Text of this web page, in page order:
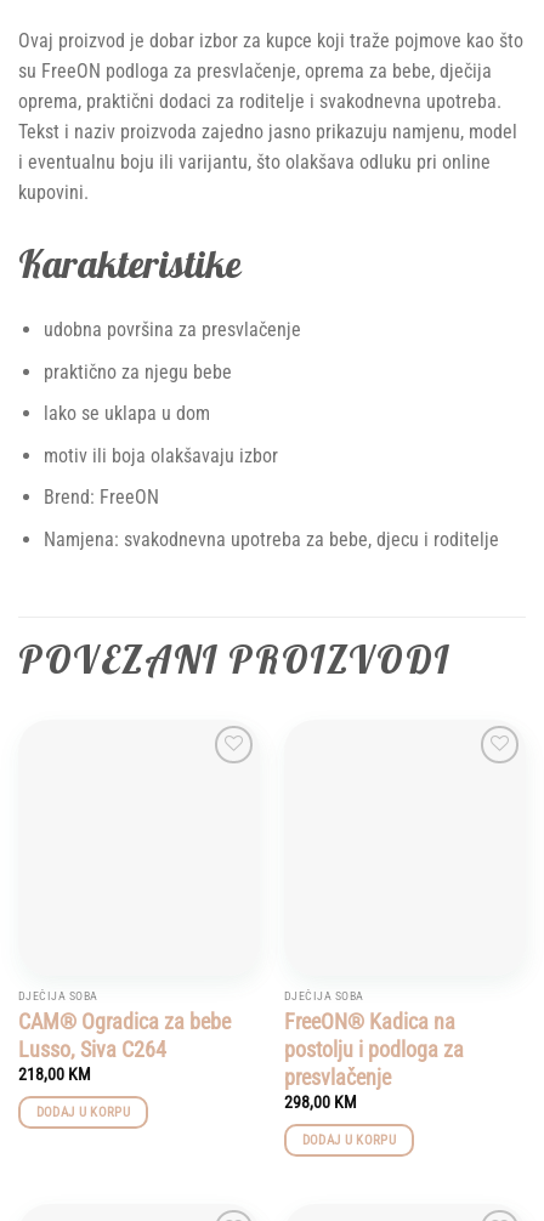
Ovaj proizvod je dobar izbor za kupce koji traže pojmove kao što
su FreeON podloga za presvlačenje, oprema za bebe, dječija
oprema, praktični dodaci za roditelje i svakodnevna upotreba.
Tekst i naziv proizvoda zajedno jasno prikazuju namjenu, model
i eventualnu boju ili varijantu, što olakšava odluku pri online
kupovini.
Karakteristike
udobna površina za presvlačenje
praktično za njegu bebe
lako se uklapa u dom
motiv ili boja olakšavaju izbor
Brend: FreeON
Namjena: svakodnevna upotreba za bebe, djecu i roditelje
POVEZANI PROIZVODI
DJEČIJA SOBA
CAM® Ogradica za bebe
Lusso, Siva C264
218,00 KM
DODAJ U KORPU
DJEČIJA SOBA
FreeON® Kadica na
postolju i podloga za
presvlačenje
298,00 KM
DODAJ U KORPU